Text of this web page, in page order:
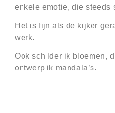
enkele emotie, die steeds
Het is fijn als de kijker
werk.
Ook schilder ik bloemen,
ontwerp ik mandala’s.